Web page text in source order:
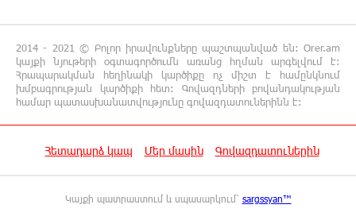
17:06:15 6-08-2026
Սամվել Կարապետյանը «ամբողջ
հայության խայտառակություն» է անվանել
Ամենայն Հայոց Կաթողիկոսի նկատմամբ
դատավարությունը
17:00:30 6-08-2026
Կարապետյան
2014 - 2021 © Բոլոր իրավունքները պաշտպանված են: Orer.am
կայքի նյութերի օգտագործումն առանց հղման արգելվում է:
Հրապարակման հեղինակի կարծիքը ոչ միշտ է համընկնում
խմբագրության կարծիքի հետ: Գովազդների բովանդակության
համար պատասխանատվությունը գովազդատուներինն է:
Հետադարձ կապ Մեր մասին Գովազդատուներին
Կայքի պատրաստում և սպասարկում՝ sargssyan™